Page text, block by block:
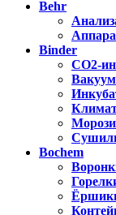
Behr
Binder
CO2-
Bochem